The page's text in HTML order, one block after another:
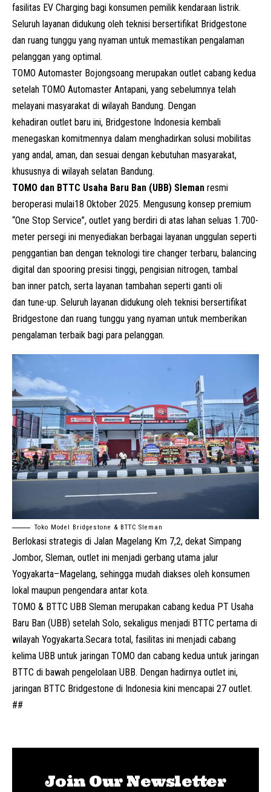
fasilitas EV Charging bagi konsumen pemilik kendaraan listrik.
Seluruh layanan didukung oleh teknisi bersertifikat Bridgestone
dan ruang tunggu yang nyaman untuk memastikan pengalaman
pelanggan yang optimal.
TOMO Automaster Bojongsoang merupakan outlet cabang kedua
setelah TOMO Automaster Antapani, yang sebelumnya telah
melayani masyarakat di wilayah Bandung. Dengan
kehadiran outlet baru ini, Bridgestone Indonesia kembali
menegaskan komitmennya dalam menghadirkan solusi mobilitas
yang andal, aman, dan sesuai dengan kebutuhan masyarakat,
khususnya di wilayah selatan Bandung.
TOMO dan BTTC Usaha Baru Ban (UBB) Sleman resmi
beroperasi mulai18 Oktober 2025. Mengusung konsep premium
“One Stop Service”, outlet yang berdiri di atas lahan seluas 1.700-
meter persegi ini menyediakan berbagai layanan unggulan seperti
penggantian ban dengan teknologi tire changer terbaru, balancing
digital dan spooring presisi tinggi, pengisian nitrogen, tambal
ban inner patch, serta layanan tambahan seperti ganti oli
dan tune-up. Seluruh layanan didukung oleh teknisi bersertifikat
Bridgestone dan ruang tunggu yang nyaman untuk memberikan
pengalaman terbaik bagi para pelanggan.
Toko Model Bridgestone & BTTC Sleman
Berlokasi strategis di Jalan Magelang Km 7,2, dekat Simpang
Jombor, Sleman, outlet ini menjadi gerbang utama jalur
Yogyakarta–Magelang, sehingga mudah diakses oleh konsumen
lokal maupun pengendara antar kota.
TOMO & BTTC UBB Sleman merupakan cabang kedua PT Usaha
Baru Ban (UBB) setelah Solo, sekaligus menjadi BTTC pertama di
wilayah Yogyakarta.Secara total, fasilitas ini menjadi cabang
kelima UBB untuk jaringan TOMO dan cabang kedua untuk jaringan
BTTC di bawah pengelolaan UBB. Dengan hadirnya outlet ini,
jaringan BTTC Bridgestone di Indonesia kini mencapai 27 outlet.
##
Join Our Newsletter